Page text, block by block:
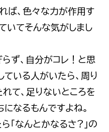
ば、色々な力が作用す
いてそんな気がしまし
ず、自分がコレ！と思
いる人がいたら、周り
て、足りないところを
なるもんですよね。
「なんとかなるさ?」の